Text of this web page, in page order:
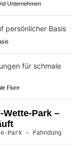
Unternehmen
Flure
Park –